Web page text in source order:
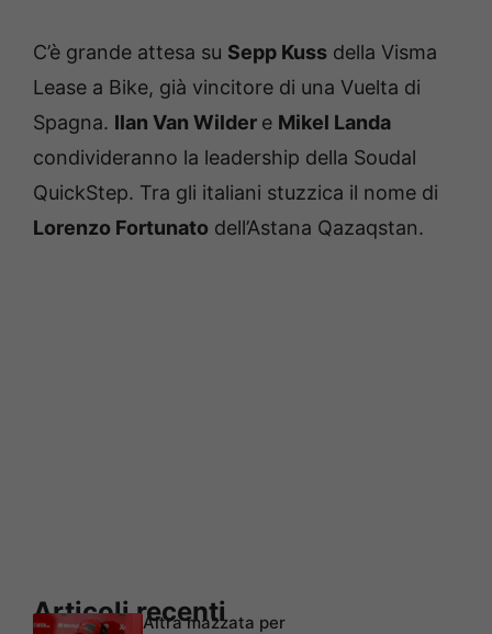
C’è grande attesa su Sepp Kuss della Visma
Lease a Bike, già vincitore di una Vuelta di
Spagna. Ilan Van Wilder e Mikel Landa
condivideranno la leadership della Soudal
QuickStep. Tra gli italiani stuzzica il nome di
Lorenzo Fortunato dell’Astana Qazaqstan.
Articoli recenti
Altra mazzata per